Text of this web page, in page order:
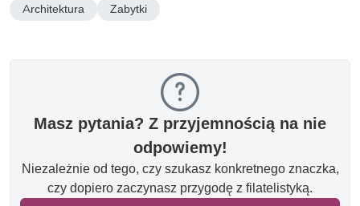
Architektura Zabytki
Masz pytania? Z przyjemnością na nie
odpowiemy!
Niezależnie od tego, czy szukasz konkretnego znaczka,
czy dopiero zaczynasz przygodę z filatelistyką.